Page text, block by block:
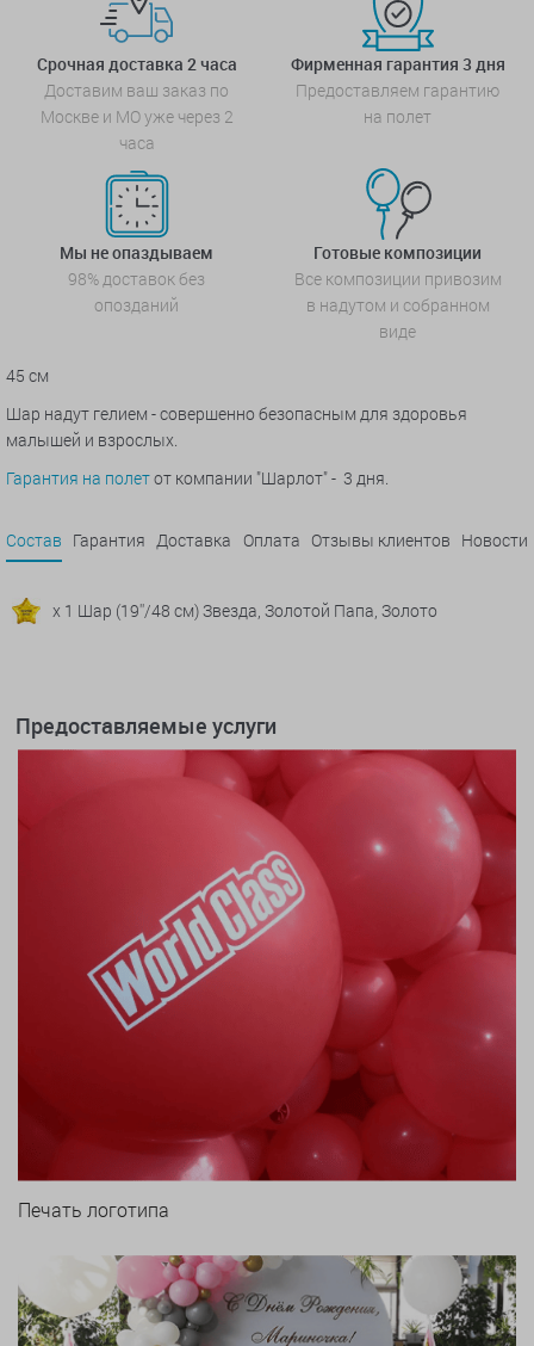
Срочная доставка 2 часа
Доставим ваш заказ по
Москве и МО уже через 2
часа
Фирменная гарантия 3 дня
Предоставляем гарантию
на полет
Мы не опаздываем
98% доставок без
опозданий
Готовые композиции
Все композиции привозим
в надутом и собранном
виде
45 см
Шар надут гелием - совершенно безопасным для здоровья
малышей и взрослых.
Гарантия на полетот компании "Шарлот" - 3 дня.
Состав Гарантия Доставка Оплата Отзывы клиентов Новости
x 1 Шар (19''/48 см) Звезда, Золотой Папа, Золото
Предоставляемые услуги
Печать логотипа